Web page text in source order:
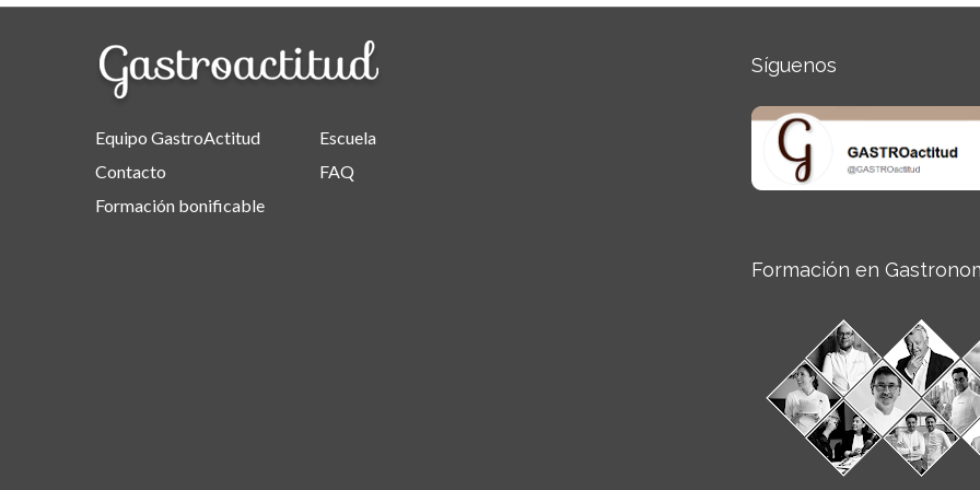
Equipo GastroActitud
Contacto
Formación bonificable
Escuela
FAQ
Síguenos
Formación en